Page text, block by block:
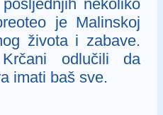
nekoliko
je Malinskoj
života i zabave.
odlučili da
imati baš sve.